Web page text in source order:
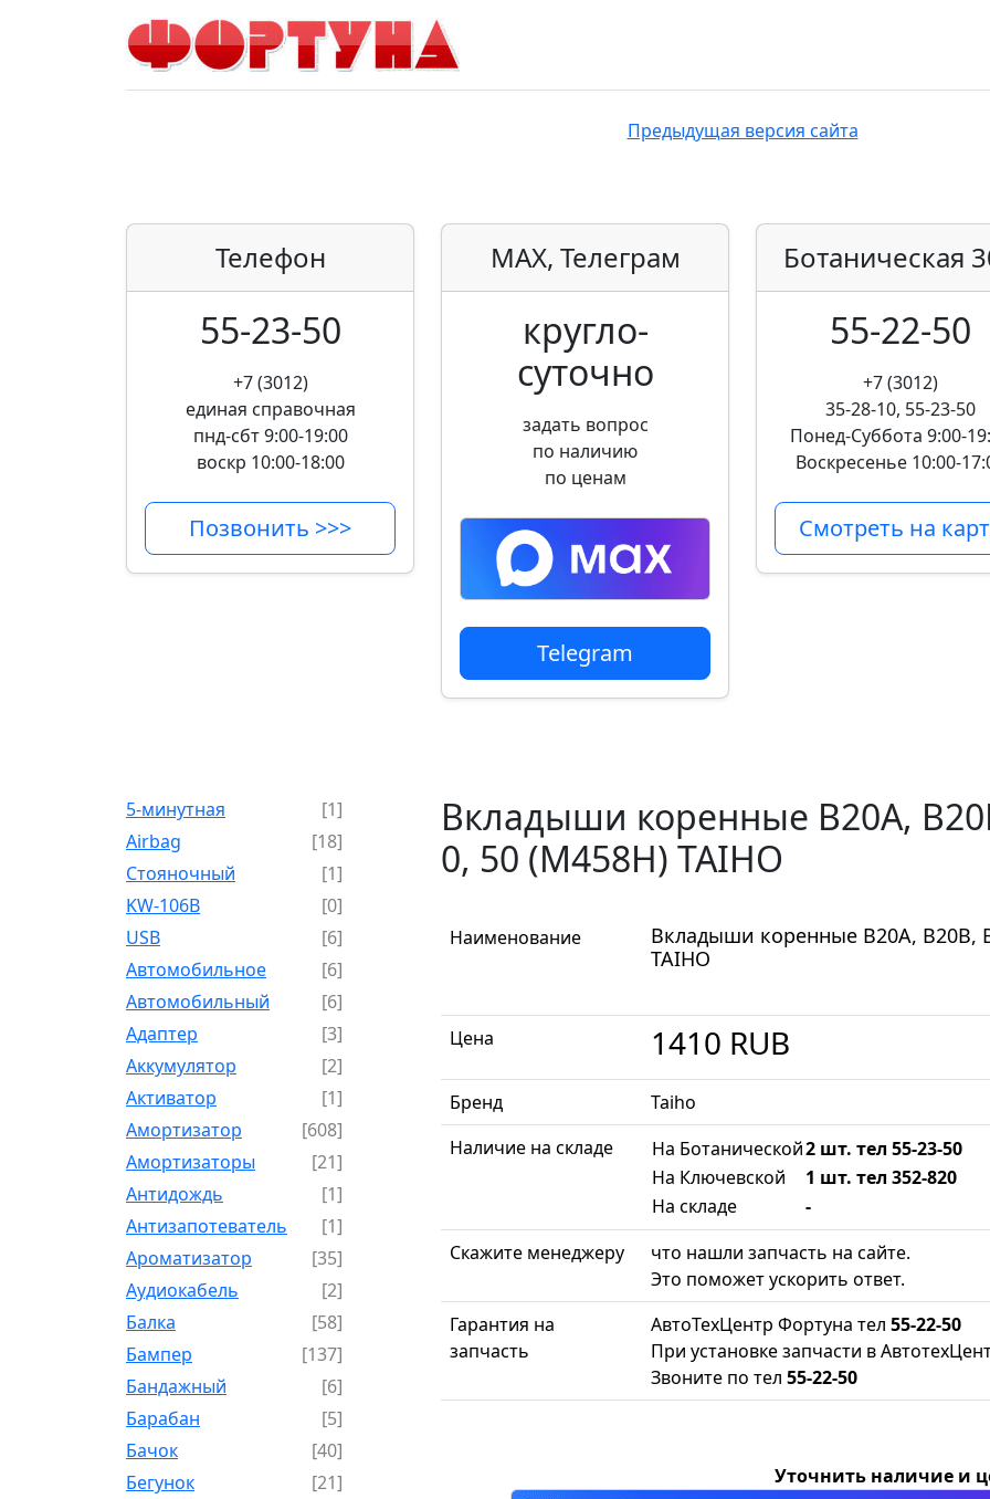
Предыдущая версия сайта
Телефон
55-23-50
+7 (3012)
единая справочная
пнд-сбт 9:00-19:00
воскр 10:00-18:00
Позвонить >>>
MAX, Телеграм
кругло­
суточно
задать вопрос
по наличию
по ценам
Telegram
Ботаническая
55-22-50
+7 (3012)
35-28-10, 55-23-50
Понед-Суббота 9:00-
Воскресенье 10:00-
Смотреть на
5-минутная
[1]
Airbag
[18]
Cтояночный
[1]
KW-106B
[0]
USB
[6]
Автомобильное
[6]
Автомобильный
[6]
Адаптер
[3]
Аккумулятор
[2]
Активатор
[1]
Амортизатор
[608]
Амортизаторы
[21]
Антидождь
[1]
Антизапотеватель
[1]
Ароматизатор
[35]
Аудиокабель
[2]
Балка
[58]
Бампер
[137]
Бандажный
[6]
Барабан
[5]
Бачок
[40]
Бегунок
[21]
Вкладыши коренные B20A,
0, 50 (M458H) TAIHO
Наименование
Вкладыши коренные B20A, B20B,
TAIHO
Цена 1410 RUB
Бренд
Taiho
Наличие на складе
На Ботанической2 шт. тел 55-23-50
На Ключевской
1 шт. тел 352-820
На складе
-
Скажите менеджеру
что нашли запчасть на сайте.
Это поможет ускорить ответ.
Гарантия на
запчасть
АвтоТехЦентр Фортуна тел 55-22-50
При установке запчасти в
Звоните по тел 55-22-50
Уточнить наличие и